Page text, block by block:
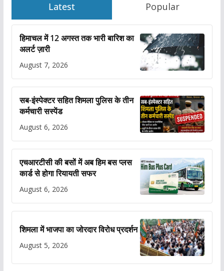
Latest Popular
हिमाचल में 12 अगस्त तक भारी बारिश का
अलर्ट ज़ारी
August 7, 2026
सब-इंस्पेक्टर सहित शिमला पुलिस के तीन
कर्मचारी सस्पेंड
August 6, 2026
एचआरटीसी की बसों में अब हिम बस प्लस
कार्ड से होगा रियायती सफर
August 6, 2026
शिमला में भाजपा का जोरदार विरोध प्रदर्शन
August 5, 2026